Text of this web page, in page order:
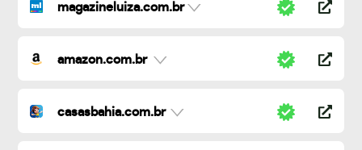
magazineluiza.com.br
amazon.com.br
casasbahia.com.br